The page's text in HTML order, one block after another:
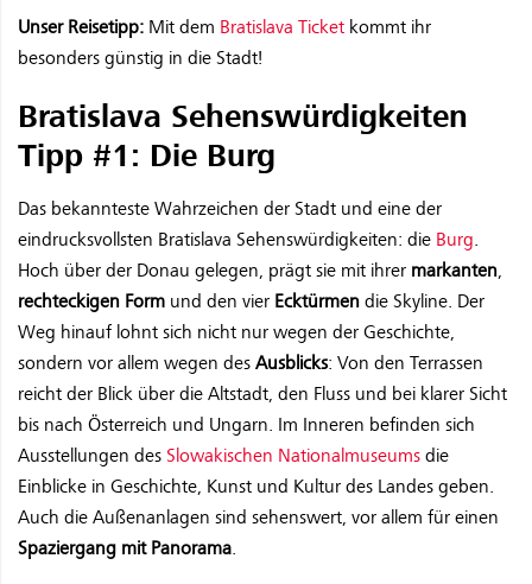
Unser Reisetipp: Mit dem Bratislava Ticket kommt ihr
besonders günstig in die Stadt!
Bratislava Sehenswürdigkeiten
Tipp #1: Die Burg
Das bekannteste Wahrzeichen der Stadt und eine der
eindrucksvollsten Bratislava Sehenswürdigkeiten: die Burg.
Hoch über der Donau gelegen, prägt sie mit ihrer markanten,
rechteckigen Form und den vier Ecktürmen die Skyline. Der
Weg hinauf lohnt sich nicht nur wegen der Geschichte,
sondern vor allem wegen des Ausblicks: Von den Terrassen
reicht der Blick über die Altstadt, den Fluss und bei klarer Sicht
bis nach Österreich und Ungarn. Im Inneren befinden sich
Ausstellungen des Slowakischen Nationalmuseums die
Einblicke in Geschichte, Kunst und Kultur des Landes geben.
Auch die Außenanlagen sind sehenswert, vor allem für einen
Spaziergang mit Panorama.